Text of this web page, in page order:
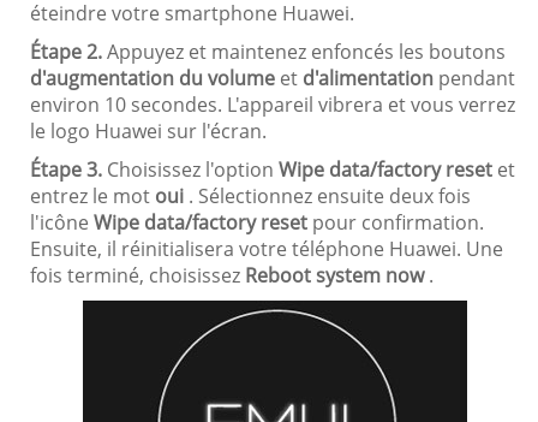
éteindre votre smartphone Huawei.
Étape 2.Appuyez et maintenez enfoncés les boutons
d'augmentation du volume et d'alimentation pendant
environ 10 secondes. L'appareil vibrera et vous verrez
le logo Huawei sur l'écran.
Étape 3. Choisissez l'option Wipe data/factory reset et
entrez le mot oui . Sélectionnez ensuite deux fois
l'icône Wipe data/factory reset pour confirmation.
Ensuite, il réinitialisera votre téléphone Huawei. Une
fois terminé, choisissez Reboot system now.